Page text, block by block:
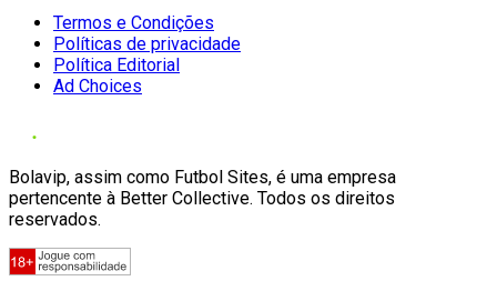
Termos e Condições
Políticas de privacidade
Política Editorial
Ad Choices
Bolavip, assim como Futbol Sites, é uma empresa
pertencente à Better Collective. Todos os direitos
reservados.